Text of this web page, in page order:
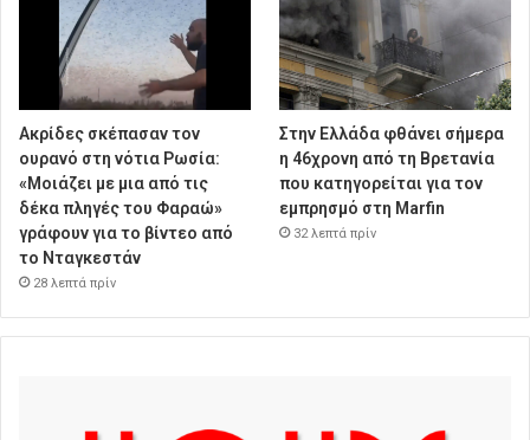
Ακρίδες σκέπασαν τον
ουρανό στη νότια Ρωσία:
«Μοιάζει με μια από τις
δέκα πληγές του Φαραώ»
γράφουν για το βίντεο από
το Νταγκεστάν
28 λεπτά πρίν
Στην Ελλάδα φθάνει σήμερα
η 46χρονη από τη Βρετανία
που κατηγορείται για τον
εμπρησμό στη Marfin
32 λεπτά πρίν